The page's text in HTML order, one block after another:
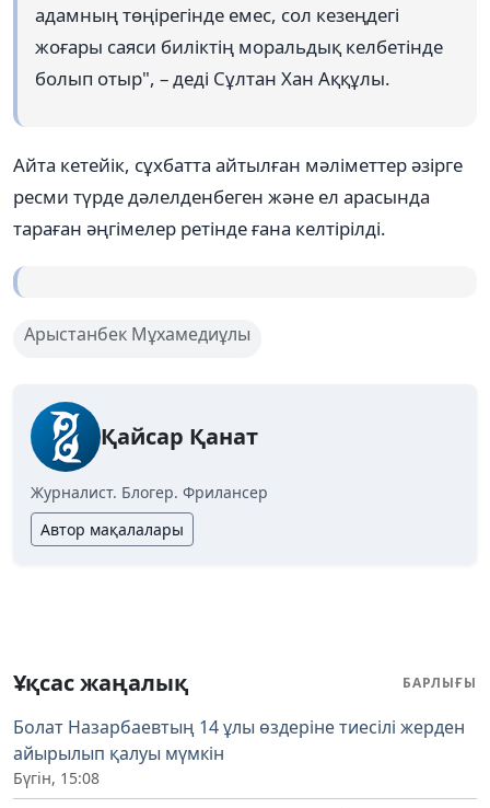
адамның төңірегінде емес, сол кезеңдегі
жоғары саяси биліктің моральдық келбетінде
болып отыр", – деді Сұлтан Хан Аққұлы.
Айта кетейік, сұхбатта айтылған мәліметтер әзірге
ресми түрде дәлелденбеген және ел арасында
тараған әңгімелер ретінде ғана келтірілді.
Арыстанбек Мұхамедиұлы
Қайсар Қанат
Журналист. Блогер. Фрилансер
Автор мақалалары
Ұқсас жаңалық БАРЛЫҒЫ
Болат Назарбаевтың 14 ұлы өздеріне тиесілі жерден
айырылып қалуы мүмкін
Бүгін, 15:08